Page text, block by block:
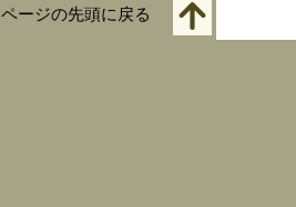
ページの先頭に戻る